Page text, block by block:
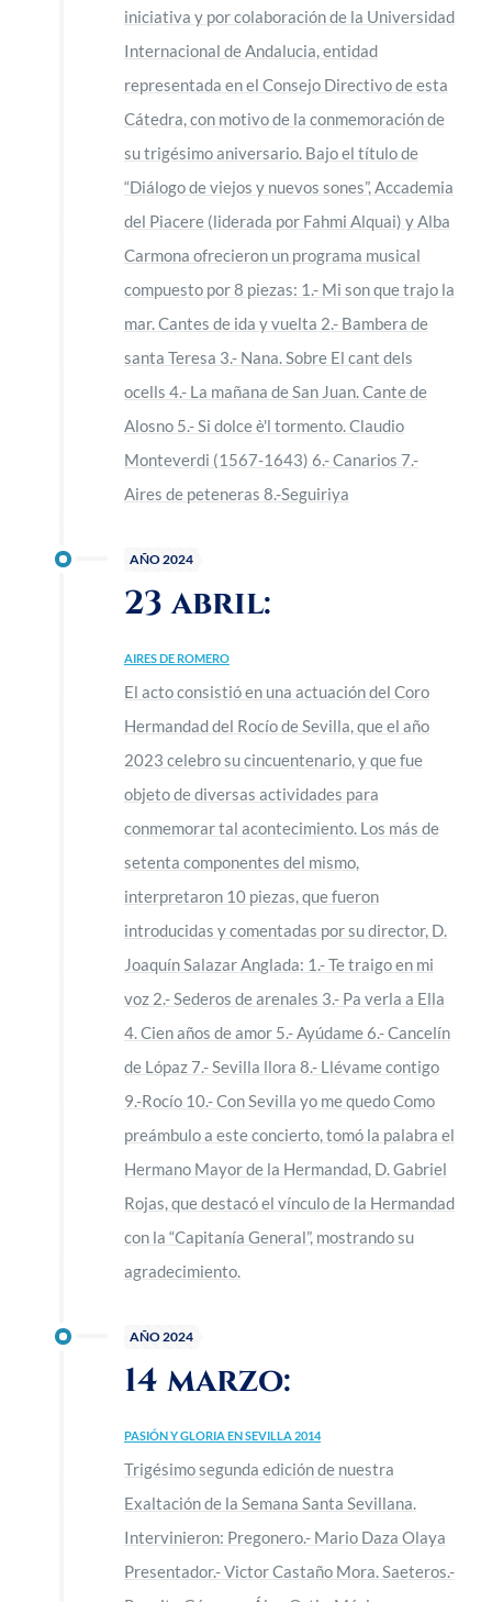
iniciativa y por colaboración de la Universidad
Internacional de Andalucia, entidad
representada en el Consejo Directivo de esta
Cátedra, con motivo de la conmemoración de
su trigésimo aniversario. Bajo el título de
“Diálogo de viejos y nuevos sones”, Accademia
del Piacere (liderada por Fahmi Alquai) y Alba
Carmona ofrecieron un programa musical
compuesto por 8 piezas: 1.- Mi son que trajo la
mar. Cantes de ida y vuelta 2.- Bambera de
santa Teresa 3.- Nana. Sobre El cant dels
ocells 4.- La mañana de San Juan. Cante de
Alosno 5.- Si dolce è'l tormento. Claudio
Monteverdi (1567-1643) 6.- Canarios 7.-
Aires de peteneras 8.-Seguiriya
AÑO 2024
23 abril:
AIRES DE ROMERO
El acto consistió en una actuación del Coro
Hermandad del Rocío de Sevilla, que el año
2023 celebro su cincuentenario, y que fue
objeto de diversas actividades para
conmemorar tal acontecimiento. Los más de
setenta componentes del mismo,
interpretaron 10 piezas, que fueron
introducidas y comentadas por su director, D.
Joaquín Salazar Anglada: 1.- Te traigo en mi
voz 2.- Sederos de arenales 3.- Pa verla a Ella
4. Cien años de amor 5.- Ayúdame 6.- Cancelín
de Lópaz 7.- Sevilla llora 8.- Llévame contigo
9.-Rocío 10.- Con Sevilla yo me quedo Como
preámbulo a este concierto, tomó la palabra el
Hermano Mayor de la Hermandad, D. Gabriel
Rojas, que destacó el vínculo de la Hermandad
con la “Capitanía General”, mostrando su
agradecimiento.
AÑO 2024
14 marzo:
PASIÓN Y GLORIA EN SEVILLA 2014
Trigésimo segunda edición de nuestra
Exaltación de la Semana Santa Sevillana.
Intervinieron: Pregonero.- Mario Daza Olaya
Presentador.- Victor Castaño Mora. Saeteros.-